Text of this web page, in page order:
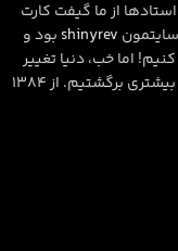
از ما گیفت کارت
shinyrevبود و
اما خب، دنیا تغییر
می‌کنه، ما هم تغییر کردیم و این بار با محصولات بیشتری برگشتیم. از ۱۳۸۴